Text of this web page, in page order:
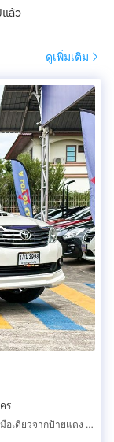
ล้ว
ดูเพิ่มเติม
ร
Toyota Fortuner 3.0 V ปี 2012 จดทะเบียนปี 2013 รถมือเดียวจากป้ายแดง ย้ำ รถมือเดียว เดิมๆทั้งคัน ไม่ช้ำ น็อตไม่เคยขยับ สวยจัด ฟรีดาวน์